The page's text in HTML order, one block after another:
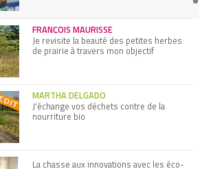
FRANÇOIS MAURISSE
Je revisite la beauté des petites herbes
de prairie à travers mon objectif
MARTHA DELGADO
J'échange vos déchets contre de la
nourriture bio
La chasse aux innovations avec les éco-